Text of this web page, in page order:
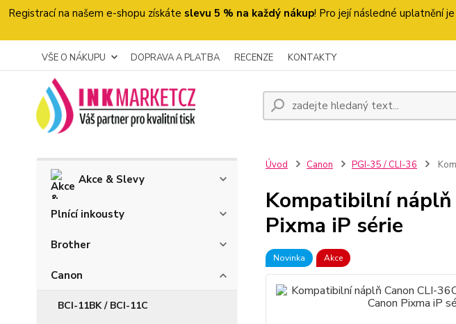
Registrací na našem e-shopu získáte slevu 5 % na každý nákup! Pro její následné uplatnění
VŠE O NÁKUPU DOPRAVA A PLATBA RECENZE KONTAKTY
Akce & Slevy
Plnící inkousty
Brother
Canon
BCI-11BK / BCI-11C
Úvod Canon PGI-35 / CLI-36
Kompatibilní náplň
Pixma iP série
Novinka Akce